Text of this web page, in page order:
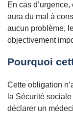
En cas d’urgence,
aura du mal à
aucun problème,
objectivement
Pourquoi
Cette obligation
la Sécurité
déclarer un